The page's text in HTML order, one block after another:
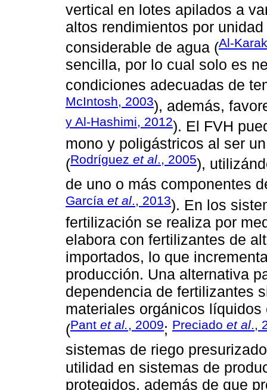
vertical en lotes apilados a
altos rendimientos por
considerable de agua (Al-
sencilla, por lo cual solo es
condiciones adecuadas de
McIntosh, 2003), además,
y Al-Hashimi, 2012). El FVH
mono y poligástricos al ser
(Rodríguez et al., 2005),
de uno o más componentes
García et al., 2013). En los
fertilización se realiza por
elabora con fertilizantes de
importados, lo que
producción. Una alternativa
dependencia de fertilizantes
materiales orgánicos
(Pant et al., 2009; Preciado et al.,
sistemas de riego
utilidad en sistemas de
protegidos, además de que